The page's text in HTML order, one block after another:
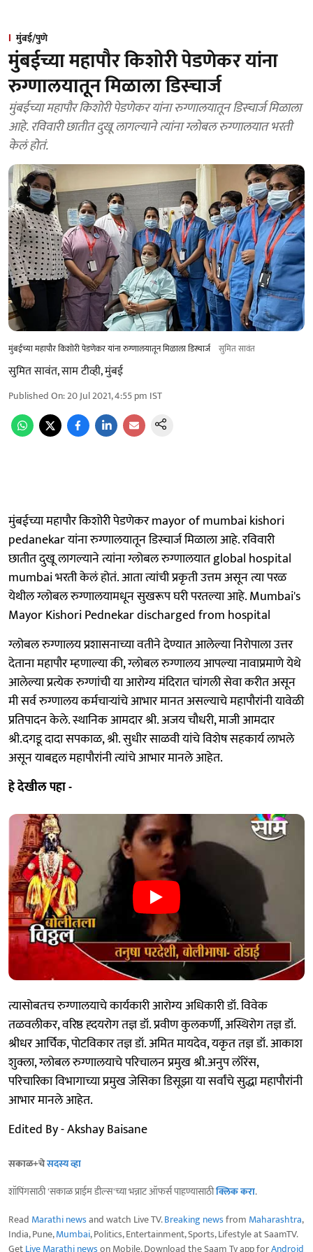
मुंबई/पुणे
मुंबईच्या महापौर किशोरी पेडणेकर यांना
रुग्णालयातून मिळाला डिस्चार्ज
मुंबईच्या महापौर किशोरी पेडणेकर यांना रुग्णालयातून डिस्चार्ज मिळाला
आहे. रविवारी छातीत दुखू लागल्याने त्यांना ग्लोबल रुग्णालयात भरती
केलं होतं.
मुंबईच्या महापौर किशोरी पेडणेकर यांना रुग्णालयातून मिळाला डिस्चार्ज सुमित सावंत
सुमित सावंत, साम टीव्ही, मुंबई
Published On:20 Jul 2021, 4:55 pm IST
मुंबईच्या महापौर किशोरी पेडणेकर mayor of mumbai kishori
pedanekar यांना रुग्णालयातून डिस्चार्ज मिळाला आहे. रविवारी
छातीत दुखू लागल्याने त्यांना ग्लोबल रुग्णालयात global hospital
mumbai भरती केलं होतं. आता त्यांची प्रकृती उत्तम असून त्या परळ
येथील ग्लोबल रुग्णालयामधून सुखरूप घरी परतल्या आहे. Mumbai's
Mayor Kishori Pednekar discharged from hospital
ग्लोबल रुग्णालय प्रशासनाच्या वतीने देण्यात आलेल्या निरोपाला उत्तर
देताना महापौर म्हणाल्या की, ग्लोबल रुग्णालय आपल्या नावाप्रमाणे येथे
आलेल्या प्रत्येक रुग्णांची या आरोग्य मंदिरात चांगली सेवा करीत असून
मी सर्व रुग्णालय कर्मचाऱ्यांचे आभार मानत असल्याचे महापौरांनी यावेळी
प्रतिपादन केले. स्थानिक आमदार श्री. अजय चौधरी, माजी आमदार
श्री.दगडू दादा सपकाळ, श्री. सुधीर साळवी यांचे विशेष सहकार्य लाभले
असून याबद्दल महापौरांनी त्यांचे आभार मानले आहेत.
हे देखील पहा -
त्यासोबतच रुग्णालयाचे कार्यकारी आरोग्य अधिकारी डॉ. विवेक
तळवलीकर, वरिष्ठ ह्दयरोग तज्ञ डॉ. प्रवीण कुलकर्णी, अस्थिरोग तज्ञ डॉ.
श्रीधर आर्चिक, पोटविकार तज्ञ डॉ. अमित मायदेव, यकृत तज्ञ डॉ. आकाश
शुक्ला, ग्लोबल रुग्णालयाचे परिचालन प्रमुख श्री.अनुप लॉरेंस,
परिचारिका विभागाच्या प्रमुख जेसिका डिसूझा या सर्वांचे सुद्धा महापौरांनी
आभार मानले आहेत.
Edited By - Akshay Baisane
सकाळ+चेसदस्य व्हा
शॉपिंगसाठी 'सकाळ प्राईम डील्स'च्या भन्नाट ऑफर्स पाहण्यासाठीक्लिक करा.
Read Marathi newsand watch Live TV.Breaking newsfrom Maharashtra,
India, Pune,Mumbai, Politics, Entertainment, Sports, Lifestyle at SaamTV.